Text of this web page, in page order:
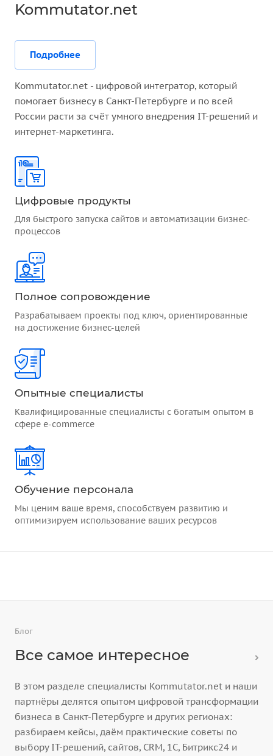
Kommutator.net
Подробнее
Kommutator.net - цифровой интегратор, который
помогает бизнесу в Санкт-Петербурге и по всей
России расти за счёт умного внедрения IT-решений и
интернет-маркетинга.
Цифровые продукты
Для быстрого запуска сайтов и автоматизации бизнес-
процессов
Полное сопровождение
Разрабатываем проекты под ключ, ориентированные
на достижение бизнес-целей
Опытные специалисты
Квалифицированные специалисты с богатым опытом в
сфере e-commerce
Обучение персонала
Мы ценим ваше время, способствуем развитию и
оптимизируем использование ваших ресурсов
Блог
Все самое интересное
В этом разделе специалисты Kommutator.net и наши
партнёры делятся опытом цифровой трансформации
бизнеса в Санкт-Петербурге и других регионах:
разбираем кейсы, даём практические советы по
выбору IT-решений, сайтов, CRM, 1С, Битрикс24 и